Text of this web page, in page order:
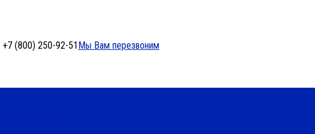
+7 (800) 250-92-51Мы Вам перезвоним